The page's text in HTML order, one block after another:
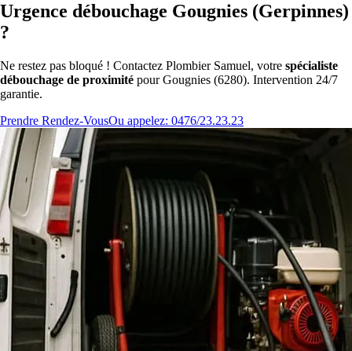
Urgence débouchage Gougnies (Gerpinnes)
?
Ne restez pas bloqué ! Contactez Plombier Samuel, votre spécialiste
débouchage de proximité pour Gougnies (6280). Intervention 24/7
garantie.
Prendre Rendez-VousOu appelez: 0476/23.23.23